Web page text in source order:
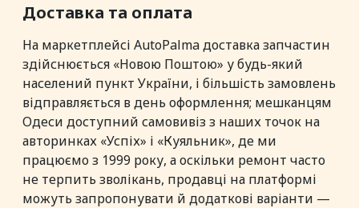
Доставка та оплата
На маркетплейсі AutoPalma доставка запчастин
здійснюється «Новою Поштою» у будь-який
населений пункт України, і більшість замовлень
відправляється в день оформлення; мешканцям
Одеси доступний самовивіз з наших точок на
авторинках «Успіх» і «Куяльник», де ми
працюємо з 1999 року, а оскільки ремонт часто
не терпить зволікань, продавці на платформі
можуть запропонувати й додаткові варіанти —